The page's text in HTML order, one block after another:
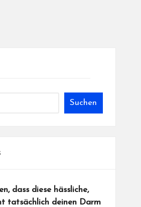
Suchen
dass diese hässliche,
tatsächlich deinen Darm